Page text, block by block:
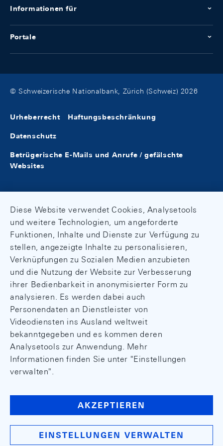
Informationen für
Portale
© Schweizerische Nationalbank, Zürich (Schweiz) 2026
Urheberrecht Haftungsbeschränkung
Datenschutz
Betrügerische E-Mails und Anrufe / gefälschte
Websites
Diese Website verwendet Cookies, Analysetools
und weitere Technologien, um angeforderte
Funktionen, Inhalte und Dienste zur Verfügung zu
stellen, angezeigte Inhalte zu personalisieren,
Verknüpfungen zu Sozialen Medien anzubieten
und die Nutzung der Website zur Verbesserung
ihrer Bedienbarkeit in anonymisierter Form zu
analysieren. Es werden dabei auch
Personendaten an Dienstleister von
Videodiensten ins Ausland weltweit
bekanntgegeben und es kommen deren
Analysetools zur Anwendung. Mehr
Informationen finden Sie unter "Einstellungen
verwalten".
AKZEPTIEREN
EINSTELLUNGEN VERWALTEN